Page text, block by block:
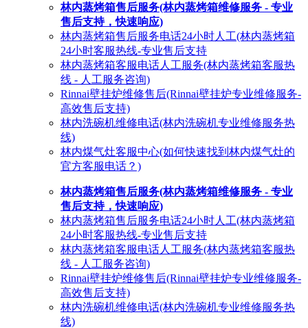
林内蒸烤箱售后服务(林内蒸烤箱维修服务 - 专业
售后支持，快速响应)
林内蒸烤箱售后服务电话24小时人工(林内蒸烤箱
24小时客服热线-专业售后支持
林内蒸烤箱客服电话人工服务(林内蒸烤箱客服热
线 - 人工服务咨询)
Rinnai壁挂炉维修售后(Rinnai壁挂炉专业维修服务-
高效售后支持)
林内洗碗机维修电话(林内洗碗机专业维修服务热
线)
林内煤气灶客服中心(如何快速找到林内煤气灶的
官方客服电话？)
林内蒸烤箱售后服务(林内蒸烤箱维修服务 - 专业
售后支持，快速响应)
林内蒸烤箱售后服务电话24小时人工(林内蒸烤箱
24小时客服热线-专业售后支持
林内蒸烤箱客服电话人工服务(林内蒸烤箱客服热
线 - 人工服务咨询)
Rinnai壁挂炉维修售后(Rinnai壁挂炉专业维修服务-
高效售后支持)
林内洗碗机维修电话(林内洗碗机专业维修服务热
线)